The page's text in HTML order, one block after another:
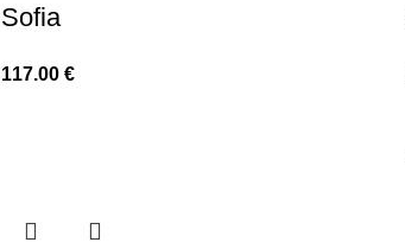
Sofia
117.00 €